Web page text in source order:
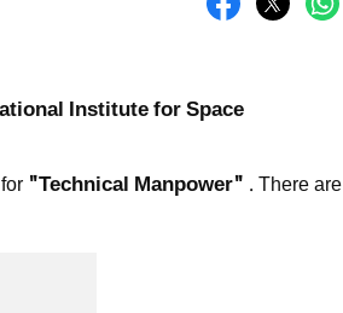
Institute for Space
"Technical Manpower" . There are